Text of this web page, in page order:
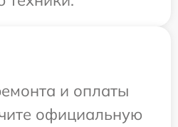
и оплаты
официальную